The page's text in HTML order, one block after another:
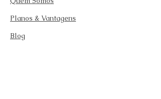
Planos & Vantagens
Blog